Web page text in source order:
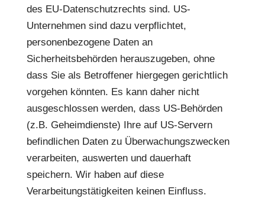
des EU-Datenschutzrechts sind. US-
Unternehmen sind dazu verpflichtet,
personenbezogene Daten an
Sicherheitsbehörden herauszugeben, ohne
dass Sie als Betroffener hiergegen gerichtlich
vorgehen könnten. Es kann daher nicht
ausgeschlossen werden, dass US-Behörden
(z.B. Geheimdienste) Ihre auf US-Servern
befindlichen Daten zu Überwachungszwecken
verarbeiten, auswerten und dauerhaft
speichern. Wir haben auf diese
Verarbeitungstätigkeiten keinen Einfluss.